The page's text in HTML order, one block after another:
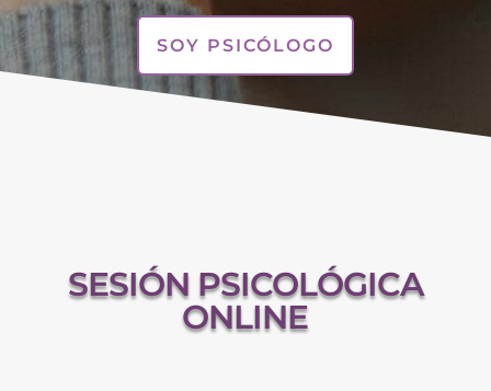
SOY PSICÓLOGO
SESIÓN PSICOLÓGICA
ONLINE